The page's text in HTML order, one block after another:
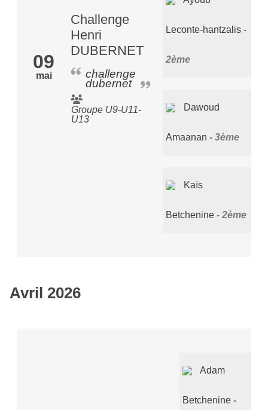
09
mai
Challenge
Henri
DUBERNET
challenge
dubernet
Groupe U9-U11-
U13
Leconte-hantzalis
2ème
Dawoud
Amaanan 3ème
Kaïs
Betchenine 2ème
Avril 2026
Adam
Betchenine